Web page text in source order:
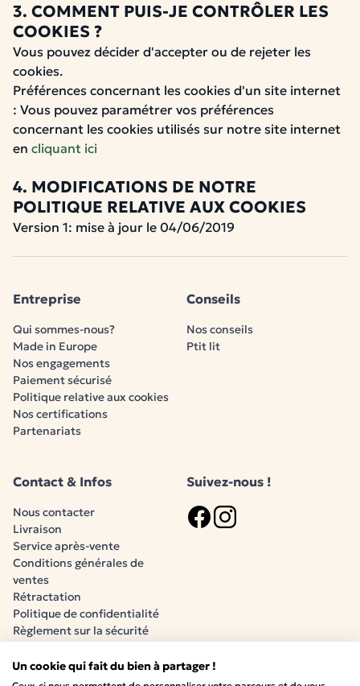
3. COMMENT PUIS-JE CONTRÔLER LES
COOKIES ?
Vous pouvez décider d'accepter ou de rejeter les
cookies.
Préférences concernant les cookies d'un site internet
: Vous pouvez paramétrer vos préférences
concernant les cookies utilisés sur notre site internet
en cliquant ici
4. MODIFICATIONS DE NOTRE
POLITIQUE RELATIVE AUX COOKIES
Version 1: mise à jour le 04/06/2019
Entreprise
Qui sommes-nous?
Made in Europe
Nos engagements
Paiement sécurisé
Politique relative aux cookies
Nos certifications
Partenariats
Conseils
Nos conseils
Ptit lit
Contact & Infos
Nous contacter
Livraison
Service après-vente
Conditions générales de
ventes
Rétractation
Politique de confidentialité
Règlement sur la sécurité
Suivez-nous !
Un cookie qui fait du bien à partager !